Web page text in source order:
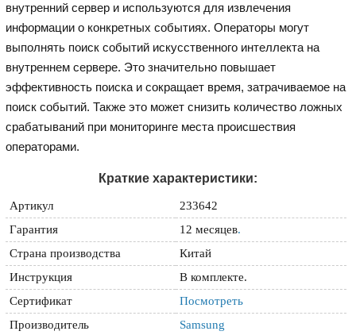
внутренний сервер и используются для извлечения
информации о конкретных событиях. Операторы могут
выполнять поиск событий искусственного интеллекта на
внутреннем сервере. Это значительно повышает
эффективность поиска и сокращает время, затрачиваемое на
поиск событий. Также это может снизить количество ложных
срабатываний при мониторинге места происшествия
операторами.
Краткие характеристики:
Артикул
233642
Гарантия
12 месяцев.
Страна производства
Китай
Инструкция
В комплекте.
Сертификат
Посмотреть
Производитель
Samsung